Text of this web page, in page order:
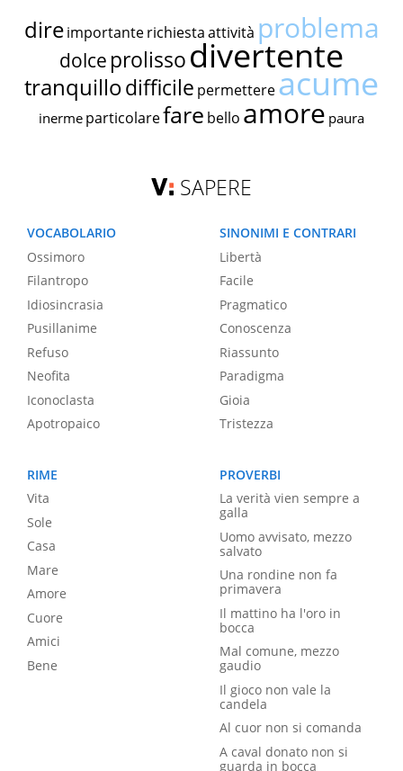
dire importante richiestaattività problema
dolce prolissodivertente
tranquillodifficile permettereacume
inerme particolarefare bello amore paura
SAPERE
VOCABOLARIO
Ossimoro
Filantropo
Idiosincrasia
Pusillanime
Refuso
Neofita
Iconoclasta
Apotropaico
SINONIMI E CONTRARI
Libertà
Facile
Pragmatico
Conoscenza
Riassunto
Paradigma
Gioia
Tristezza
RIME
Vita
Sole
Casa
Mare
Amore
Cuore
Amici
Bene
PROVERBI
La verità vien sempre a
galla
Uomo avvisato, mezzo
salvato
Una rondine non fa
primavera
Il mattino ha l'oro in
bocca
Mal comune, mezzo
gaudio
Il gioco non vale la
candela
Al cuor non si comanda
A caval donato non si
guarda in bocca